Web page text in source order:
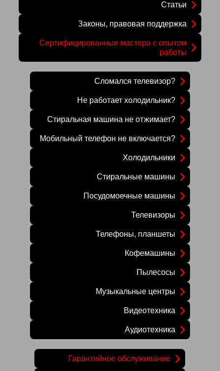
Статьи
Законы, правовая поддержка
Сертифицированные мастера с опытом
работы
Сломался телевизор?
Не работает холодильник?
Стиральная машина не отжимает?
Мобильный телефон не включается?
Холодильники
Стиральные машины
Посудомоечные машины
Телевизоры
Телефоны, планшеты
Кофемашины
Пылесосы
Музыкальные центры
Видеотехника
Аудиотехника
Гарантийное обслуживание